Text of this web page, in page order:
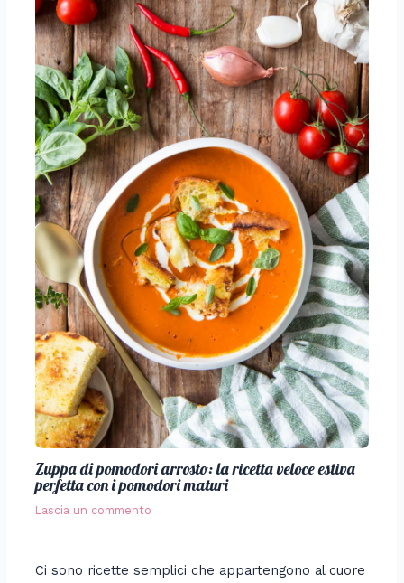
Zuppa di pomodori arrosto: la ricetta veloce estiva
perfetta con i pomodori maturi
Lascia un commento
Ci sono ricette semplici che appartengono al cuore